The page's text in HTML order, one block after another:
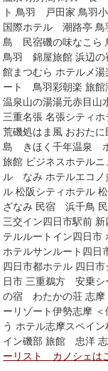
ト 鳥羽 戸田家 鳥羽
国際ホテル 潮路亭
島 民宿磯の味なこら
鳥羽 錦屋旅館 浜辺
館まつむら ホテルメ
ート 鳥羽彩朝楽 旅館
温泉山の湯湯元赤目
三重名張 名張シティ
荒磯処はま風 おおた
島 きほく千年温泉
旅館 ビジネスホテル
ル なみ ホテルエコノ
ル 松阪シティホテル
ざなみ 民宿 浜千鳥 民
三交イン四日市駅前
テルルートイン四日市
ホテルサンルート四日
四日市都ホテル 四日
日市 三重鵜方 安乗シ
の宿 わたかの荘 志
ーリゾート伊勢志摩
う ホテル志摩スペイ
イン磯部 旅館 忠洋
ーリスト カノシェは